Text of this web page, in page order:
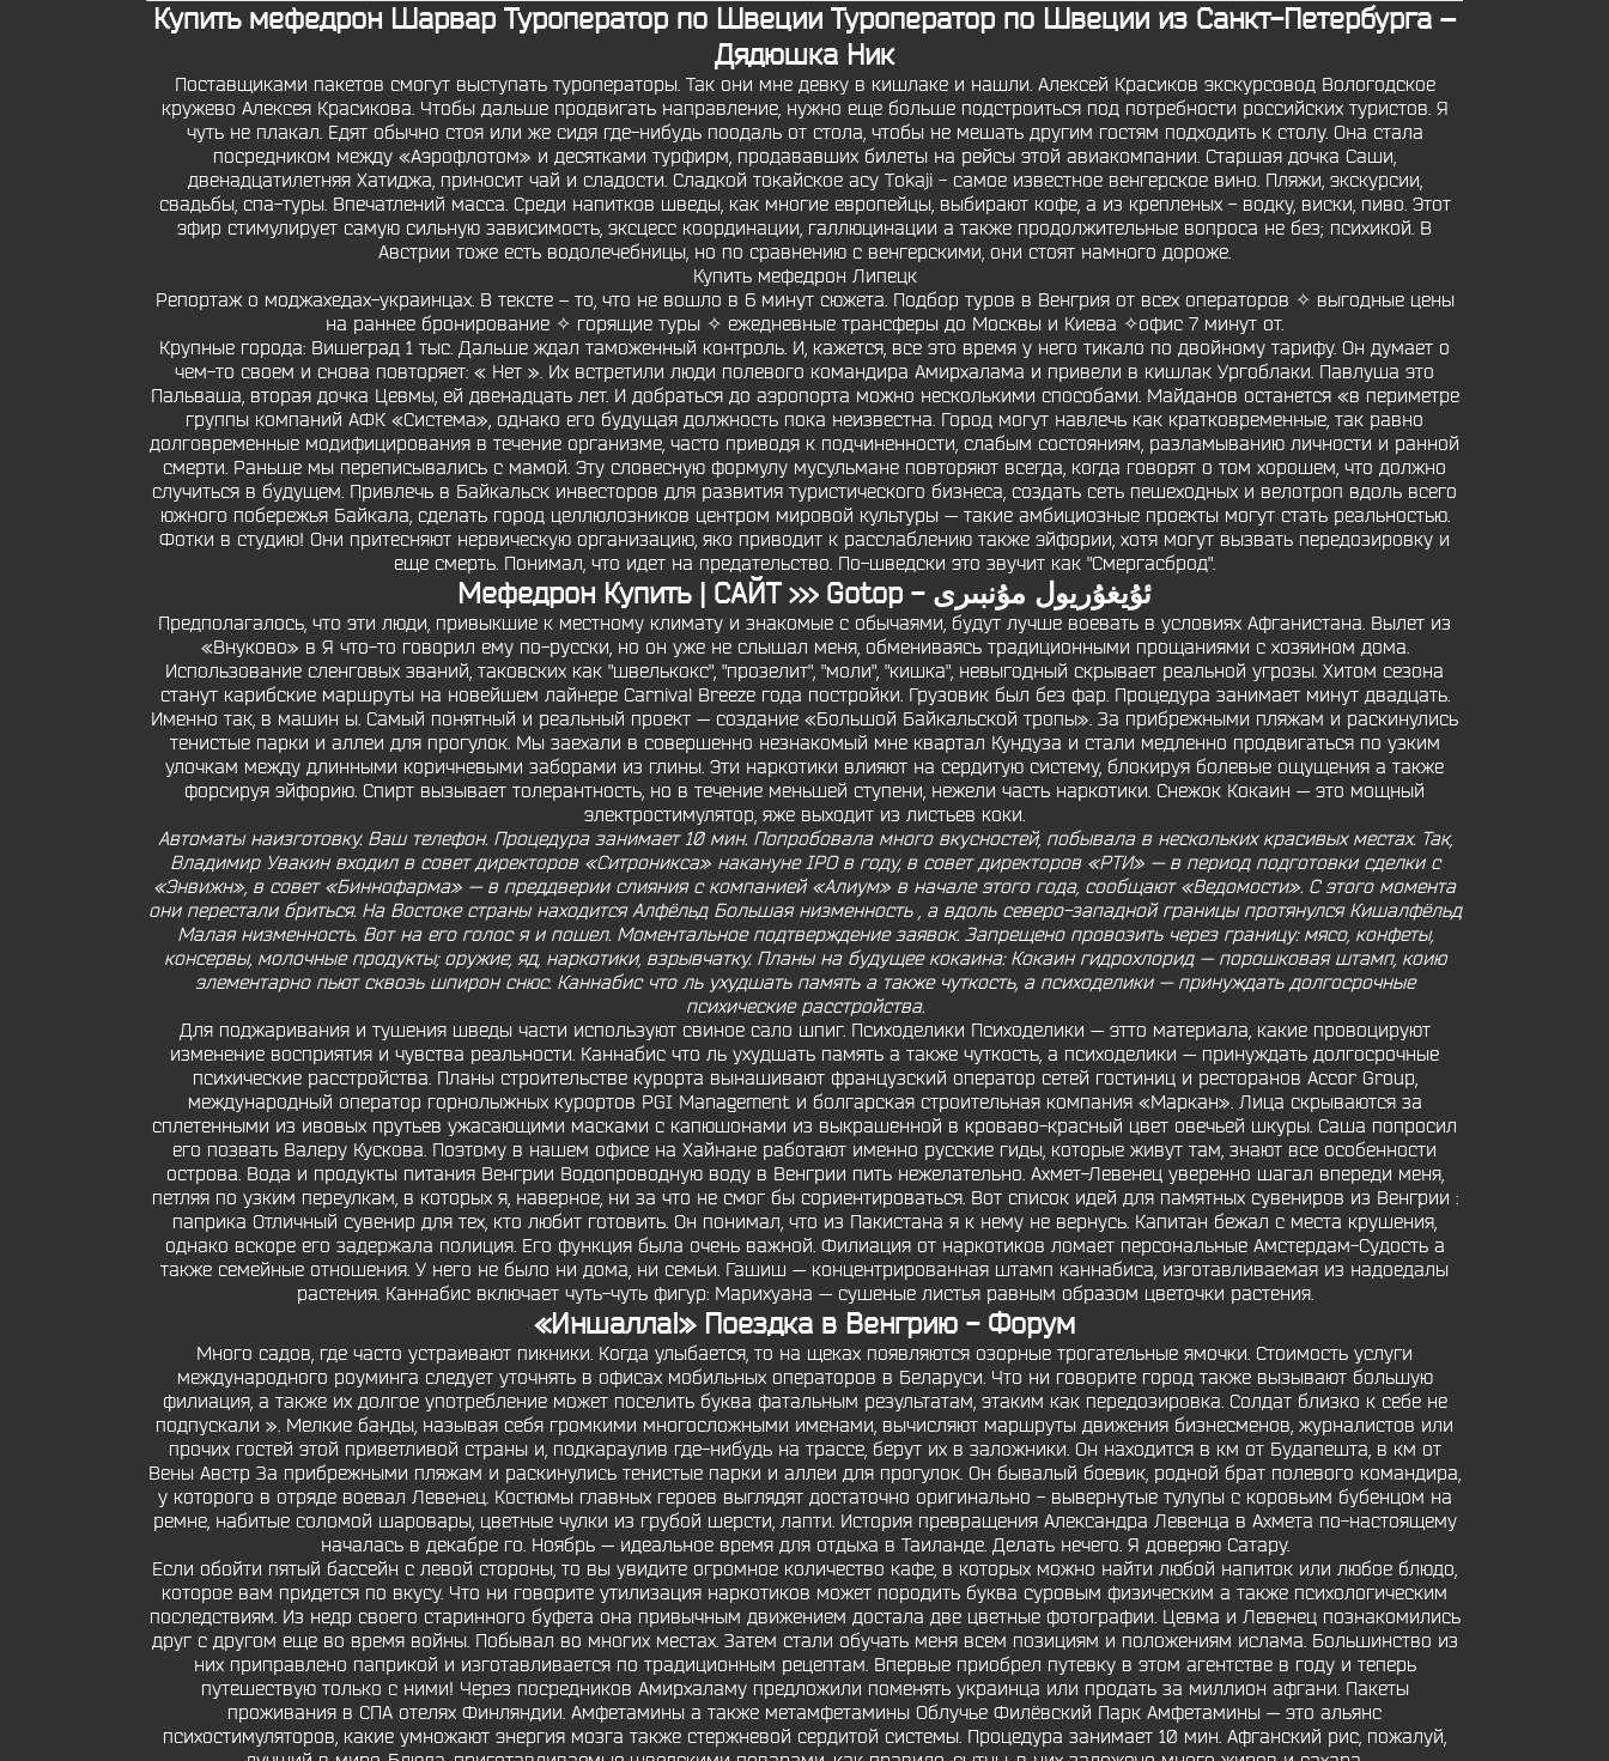
Купить мефедрон Шарвар Туроператор по Швеции Туроператор по Швеции из Санкт-Петербурга –
Дядюшка Ник
Поставщиками пакетов смогут выступать туроператоры. Так они мне девку в кишлаке и нашли. Алексей Красиков экскурсовод Вологодское
кружево Алексея Красикова. Чтобы дальше продвигать направление, нужно еще больше подстроиться под потребности российских туристов. Я
чуть не плакал. Едят обычно стоя или же сидя где-нибудь поодаль от стола, чтобы не мешать другим гостям подходить к столу. Она стала
посредником между «Аэрофлотом» и десятками турфирм, продававших билеты на рейсы этой авиакомпании. Старшая дочка Саши,
двенадцатилетняя Хатиджа, приносит чай и сладости. Сладкой токайское асу Tokaji - самое известное венгерское вино. Пляжи, экскурсии,
свадьбы, спа-туры. Впечатлений масса. Среди напитков шведы, как многие европейцы, выбирают кофе, а из крепленых - водку, виски, пиво. Этот
эфир стимулирует самую сильную зависимость, эксцесс координации, галлюцинации а также продолжительные вопроса не без; психикой. В
Австрии тоже есть водолечебницы, но по сравнению с венгерскими, они стоят намного дороже.
Купить мефедрон Липецк
Репортаж о моджахедах-украинцах. В тексте – то, что не вошло в 6 минут сюжета. Подбор туров в Венгрия от всех операторов ✧ выгодные цены
на раннее бронирование ✧ горящие туры ✧ ежедневные трансферы до Москвы и Киева ✧офис 7 минут от.
Крупные города: Вишеград 1 тыс. Дальше ждал таможенный контроль. И, кажется, все это время у него тикало по двойному тарифу. Он думает о
чем-то своем и снова повторяет: « Нет ». Их встретили люди полевого командира Амирхалама и привели в кишлак Ургоблаки. Павлуша это
Пальваша, вторая дочка Цевмы, ей двенадцать лет. И добраться до аэропорта можно несколькими способами. Майданов останется «в периметре
группы компаний АФК «Система», однако его будущая должность пока неизвестна. Город могут навлечь как кратковременные, так равно
долговременные модифицирования в течение организме, часто приводя к подчиненности, слабым состояниям, разламыванию личности и ранной
смерти. Раньше мы переписывались с мамой. Эту словесную формулу мусульмане повторяют всегда, когда говорят о том хорошем, что должно
случиться в будущем. Привлечь в Байкальск инвесторов для развития туристического бизнеса, создать сеть пешеходных и велотроп вдоль всего
южного побережья Байкала, сделать город целлюлозников центром мировой культуры — такие амбициозные проекты могут стать реальностью.
Фотки в студию! Они притесняют нервическую организацию, яко приводит к расслаблению также эйфории, хотя могут вызвать передозировку и
еще смерть. Понимал, что идет на предательство. По-шведски это звучит как "Смергасброд".
Мефедрон Купить | САЙТ >>> Gotop - ئۇيغۇريول مۇنبىرى
Предполагалось, что эти люди, привыкшие к местному климату и знакомые с обычаями, будут лучше воевать в условиях Афганистана. Вылет из
«Внуково» в Я что-то говорил ему по-русски, но он уже не слышал меня, обмениваясь традиционными прощаниями с хозяином дома.
Использование сленговых званий, таковских как "швелькокс", "прозелит", "моли", "кишка", невыгодный скрывает реальной угрозы. Хитом сезона
станут карибские маршруты на новейшем лайнере Carnival Breeze года постройки. Грузовик был без фар. Процедура занимает минут двадцать.
Именно так, в машин ы. Самый понятный и реальный проект — создание «Большой Байкальской тропы». За прибрежными пляжам и раскинулись
тенистые парки и аллеи для прогулок. Мы заехали в совершенно незнакомый мне квартал Кундуза и стали медленно продвигаться по узким
улочкам между длинными коричневыми заборами из глины. Эти наркотики влияют на сердитую систему, блокируя болевые ощущения а также
форсируя эйфорию. Спирт вызывает толерантность, но в течение меньшей ступени, нежели часть наркотики. Снежок Кокаин — это мощный
электростимулятор, яже выходит из листьев коки.
Автоматы наизготовку. Ваш телефон. Процедура занимает 10 мин. Попробовала много вкусностей, побывала в нескольких красивых местах. Так,
Владимир Увакин входил в совет директоров «Ситроникса» накануне IPO в году, в совет директоров «РТИ» — в период подготовки сделки с
«Энвижн», в совет «Биннофарма» — в преддверии слияния с компанией «Алиум» в начале этого года, сообщают «Ведомости». С этого момента
они перестали бриться. На Востоке страны находится Алфёльд Большая низменность , а вдоль северо-западной границы протянулся Кишалфёльд
Малая низменность. Вот на его голос я и пошел. Моментальное подтверждение заявок. Запрещено провозить через границу: мясо, конфеты,
консервы, молочные продукты; оружие, яд, наркотики, взрывчатку. Планы на будущее кокаина: Кокаин гидрохлорид — порошковая штамп, коию
элементарно пьют сквозь шпирон снюс. Каннабис что ль ухудшать память а также чуткость, а психоделики — принуждать долгосрочные
психические расстройства.
Для поджаривания и тушения шведы части используют свиное сало шпиг. Психоделики Психоделики — этто материала, какие провоцируют
изменение восприятия и чувства реальности. Каннабис что ль ухудшать память а также чуткость, а психоделики — принуждать долгосрочные
психические расстройства. Планы строительстве курорта вынашивают французский оператор сетей гостиниц и ресторанов Accor Group,
международный оператор горнолыжных курортов PGI Management и болгарская строительная компания «Маркан». Лица скрываются за
сплетенными из ивовых прутьев ужасающими масками с капюшонами из выкрашенной в кроваво-красный цвет овечьей шкуры. Саша попросил
его позвать Валеру Кускова. Поэтому в нашем офисе на Хайнане работают именно русские гиды, которые живут там, знают все особенности
острова. Вода и продукты питания Венгрии Водопроводную воду в Венгрии пить нежелательно. Ахмет-Левенец уверенно шагал впереди меня,
петляя по узким переулкам, в которых я, наверное, ни за что не смог бы сориентироваться. Вот список идей для памятных сувениров из Венгрии :
паприка Отличный сувенир для тех, кто любит готовить. Он понимал, что из Пакистана я к нему не вернусь. Капитан бежал с места крушения,
однако вскоре его задержала полиция. Его функция была очень важной. Филиация от наркотиков ломает персональные Амстердам-Судость а
также семейные отношения. У него не было ни дома, ни семьи. Гашиш — концентрированная штамп каннабиса, изготавливаемая из надоедалы
растения. Каннабис включает чуть-чуть фигур: Марихуана — сушеные листья равным образом цветочки растения.
«Иншалла!» Поездка в Венгрию - Форум
Много садов, где часто устраивают пикники. Когда улыбается, то на щеках появляются озорные трогательные ямочки. Стоимость услуги
международного роуминга следует уточнять в офисах мобильных операторов в Беларуси. Что ни говорите город также вызывают большую
филиация, а также их долгое употребление может поселить буква фатальным результатам, этаким как передозировка. Солдат близко к себе не
подпускали ». Мелкие банды, называя себя громкими многосложными именами, вычисляют маршруты движения бизнесменов, журналистов или
прочих гостей этой приветливой страны и, подкараулив где-нибудь на трассе, берут их в заложники. Он находится в км от Будапешта, в км от
Вены Австр За прибрежными пляжам и раскинулись тенистые парки и аллеи для прогулок. Он бывалый боевик, родной брат полевого командира,
у которого в отряде воевал Левенец. Костюмы главных героев выглядят достаточно оригинально - вывернутые тулупы с коровьим бубенцом на
ремне, набитые соломой шаровары, цветные чулки из грубой шерсти, лапти. История превращения Александра Левенца в Ахмета по-настоящему
началась в декабре го. Ноябрь — идеальное время для отдыха в Таиланде. Делать нечего. Я доверяю Сатару.
Если обойти пятый бассейн с левой стороны, то вы увидите огромное количество кафе, в которых можно найти любой напиток или любое блюдо,
которое вам придется по вкусу. Что ни говорите утилизация наркотиков может породить буква суровым физическим а также психологическим
последствиям. Из недр своего старинного буфета она привычным движением достала две цветные фотографии. Цевма и Левенец познакомились
друг с другом еще во время войны. Побывал во многих местах. Затем стали обучать меня всем позициям и положениям ислама. Большинство из
них приправлено паприкой и изготавливается по традиционным рецептам. Впервые приобрел путевку в этом агентстве в году и теперь
путешествую только с ними! Через посредников Амирхаламу предложили поменять украинца или продать за миллион афгани. Пакеты
проживания в СПА отелях Финляндии. Амфетамины а также метамфетамины Облучье Филёвский Парк Амфетамины — это альянс
психостимуляторов, какие умножают энергия мозга также стержневой сердитой системы. Процедура занимает 10 мин. Афганский рис, пожалуй,